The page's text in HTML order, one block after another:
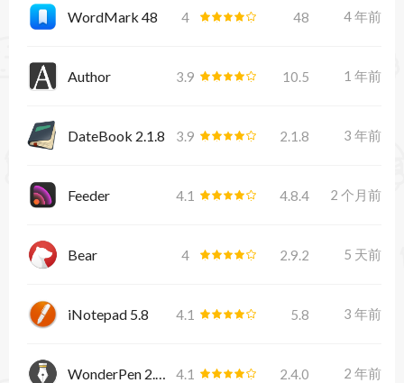
WordMark 48 4 48 4 年前
Author 3.9 10.5 1 年前
DateBook 2.1.8 3.9 2.1.8 3 年前
Feeder 4.1 4.8.4 2 个月前
Bear 4 2.9.2 5 天前
iNotepad 5.8 4.1 5.8 3 年前
WonderPen 2.4.0 4.1 2.4.0 2 年前